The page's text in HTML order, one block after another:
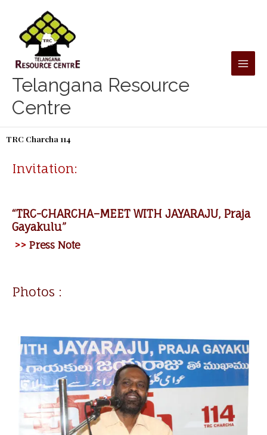
content
Telangana Resource
Centre
TRC Charcha 114
Invitation:
“TRC-CHARCHA–MEET WITH JAYARAJU, Praja
Gayakulu”
>> Press Note
Photos :